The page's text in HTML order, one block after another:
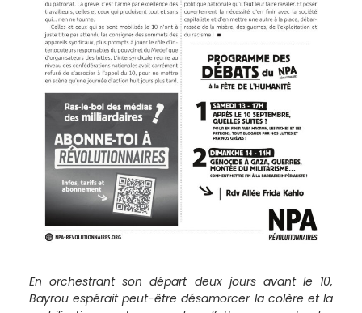
En orchestrant son départ deux jours avant le 10,
Bayrou espérait peut-être désamorcer la colère et la